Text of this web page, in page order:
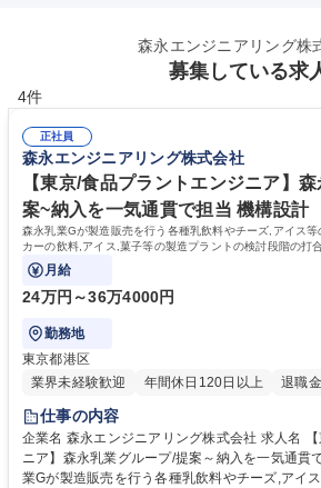
森永エンジニアリング株
募集している求
4件
正社員
森永エンジニアリング株式会社
【東京/食品プラントエンジニア】
案~納入を一気通貫で担当 機構設計
森永乳業Gが製造販売を行う各種乳飲料やチーズ,アイス
カーの飲料,アイス,菓子等の製造プラントの検討段階の打
でを一気通貫で行います。
月給
24万円～36万4000円
勤務地
東京都港区
業界未経験歓迎
年間休日120日以上 退職
仕事の内容
企業名 森永エンジニアリング株式会社 求人名 【東京/食品プラントエンジ
ニア】森永乳業グループ/提案～納入を一気通貫で担当 仕事の内
業Gが製造販売を行う各種乳飲料やチーズ,アイ